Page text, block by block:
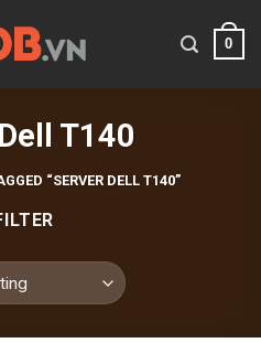
0
T140
“SERVER DELL T140”